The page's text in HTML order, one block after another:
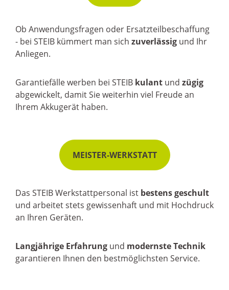
Ob Anwendungsfragen oder Ersatzteilbeschaffung
- bei STEIB kümmert man sich zuverlässig und Ihr
Anliegen.
Garantiefälle werben bei STEIB kulant und zügig
abgewickelt, damit Sie weiterhin viel Freude an
Ihrem Akkugerät haben.
MEISTER-WERKSTATT
Das STEIB Werkstattpersonal ist bestens geschult
und arbeitet stets gewissenhaft und mit Hochdruck
an Ihren Geräten.
Langjährige Erfahrung und modernste Technik
garantieren Ihnen den bestmöglichsten Service.